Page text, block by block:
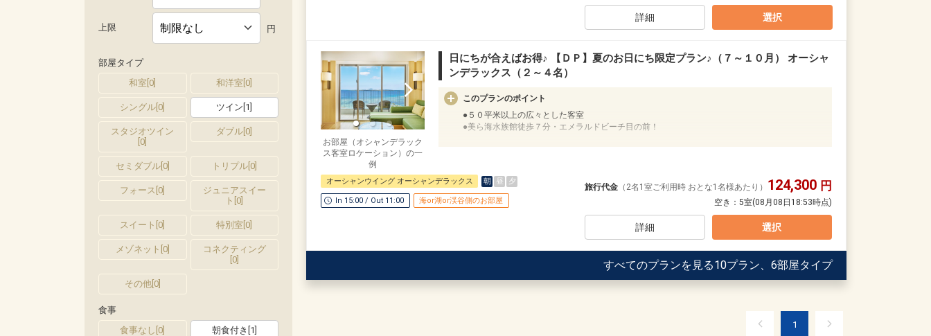
上限 円
部屋タイプ
和室 0 和洋室 0
シングル 0 ツイン 1
スタジオツイン
0
ダブル 0
セミダブル[ 0] トリプル[ 0]
フォース 0
ジュニアスイー
ト 0
スイート 0 特別室 0
メゾネット 0]
コネクティング
0]
その他[ 0]
食事
食事なし 0 朝食付き 1
メインダイニング「The Orion Brasserie ＆ Table」（6:30～10:00）
・ウェルカムビールのご提供 ※ソフトドリンクへ変更可
・客室冷蔵庫内のドリンク／オリオンビール、チューハイ（初泊セット）
・アウトドアプール、インドアプール（通年／9：00～19：00）
・フィットネスジム、キッズプレイルーム
【連泊時の客室清掃（エコ清掃）に関するご案内】
タオル交換/ゴミ回収/お水の補充のみとなります。
設定期間：2026年6月21日～2026年9月30日
インターネットコース番号：DP-2-200000045224
詳細 選択
お部屋（オシャンデラック
ス客室ロケーション）の一
例
日にちが合えばお得♪ 【ＤＰ】夏のお日にち限定プラン♪（７～１０月） オーシャ
ンデラックス（２～４名）
このプランのポイント
●５０平米以上の広々とした客室
●美ら海水族館徒歩７分・エメラルドビーチ目の前！
●ウェルカムドリンクとして「オリオンビール」をご用意！（ソフトドリンクにも変更可）
※提供場所はホテル到着時にご確認ください。
●ご朝食ブッフェ「The Orion Brasserie ＆ Table」にて、オリオンビールのフリーフローをご用
●ミニバー（客室冷蔵庫）にドリンクをご用意
オーシャンウイング オーシャンデラックス 朝 昼 夕
In 15:00 / Out 11:00 海or湖or渓谷側のお部屋
旅行代金 （2名1室ご利用時 おとな1名様あたり） 124,300 円
空き： 5室(08月08日18:53時点)
詳細 選択
すべてのプランを見る10プラン、6部屋タイプ
1